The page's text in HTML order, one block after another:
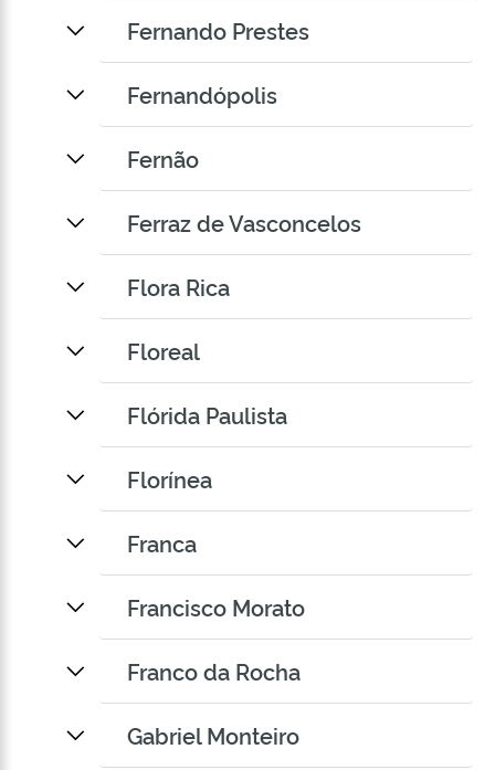
Fernando Prestes
Fernandópolis
Fernão
Ferraz de Vasconcelos
Flora Rica
Floreal
Flórida Paulista
Florínea
Franca
Francisco Morato
Franco da Rocha
Gabriel Monteiro